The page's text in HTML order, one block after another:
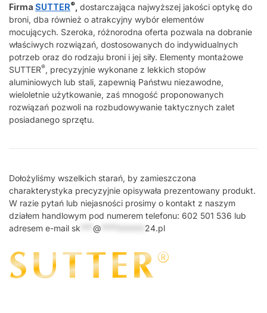
Firma SUTTER®
dostarczająca najwyższej jakości optykę do
broni, dba również o atrakcyjny wybór elementów
mocujących. Szeroka, różnorodna oferta pozwala na dobranie
właściwych rozwiązań, dostosowanych do indywidualnych
potrzeb oraz do rodzaju broni i jej siły. Elementy montażowe
SUTTER®, precyzyjnie wykonane z lekkich stopów
aluminiowych lub stali, zapewnią Państwu niezawodne,
wieloletnie użytkowanie, zaś mnogość proponowanych
rozwiązań pozwoli na rozbudowywanie taktycznych zalet
posiadanego sprzętu.
Dołożyliśmy wszelkich starań, by zamieszczona
charakterystyka precyzyjnie opisywała prezentowany produkt.
W razie pytań lub niejasności prosimy o kontakt z naszym
działem handlowym pod numerem telefonu: 602 501 536 lub
adresem e-mail sk @ 24.pl